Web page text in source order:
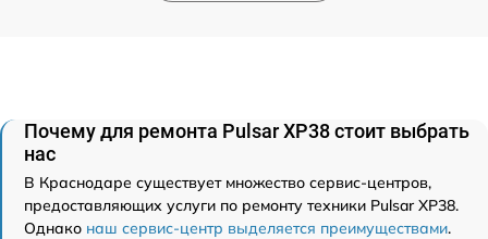
Почему для ремонта Pulsar XP38 стоит выбрать
нас
В Краснодаре существует множество сервис-центров,
предоставляющих услуги по ремонту техники Pulsar XP38.
Однако наш сервис-центр выделяется преимуществами.